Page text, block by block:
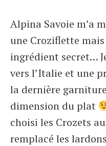
Alpina Savoie m’a
une Croziflette
ingrédient secret…
vers l’Italie et une
la dernière
dimension du plat
choisi les Crozets
remplacé les